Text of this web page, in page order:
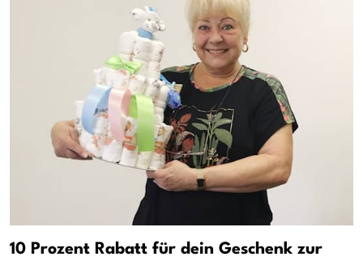
10 Prozent Rabatt für dein Geschenk zur